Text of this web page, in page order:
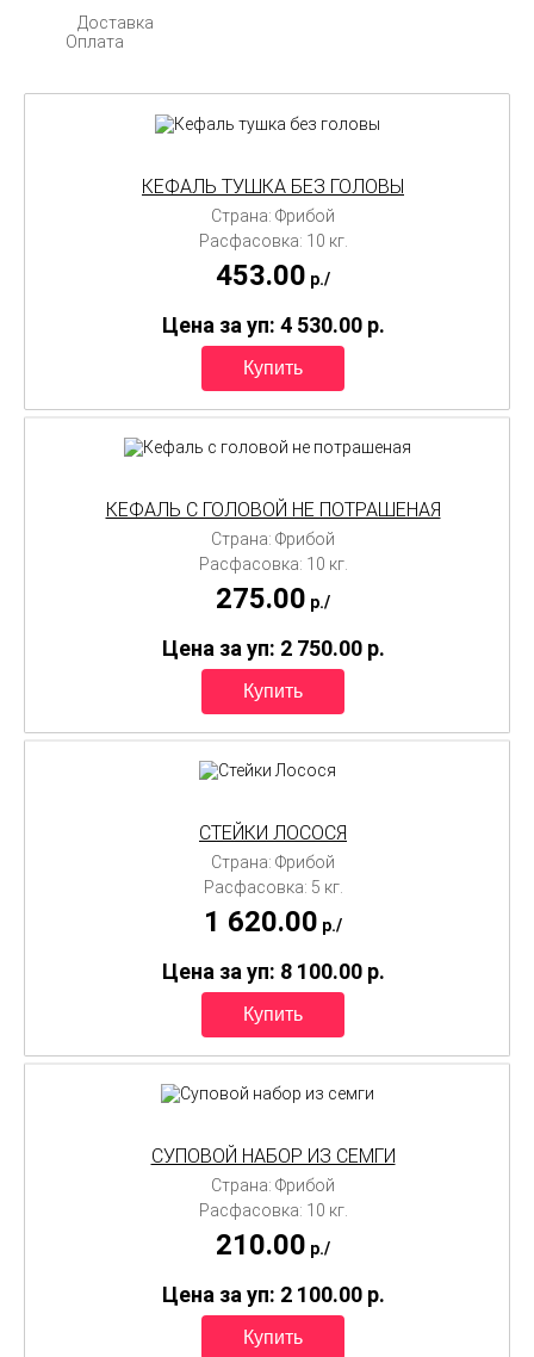
Доставка
Оплата
КЕФАЛЬ ТУШКА БЕЗ ГОЛОВЫ
Страна: Фрибой
Расфасовка: 10 кг.
453.00 p./
Цена за уп: 4 530.00 p.
КЕФАЛЬ С ГОЛОВОЙ НЕ ПОТРАШЕНАЯ
Страна: Фрибой
Расфасовка: 10 кг.
275.00 p./
Цена за уп: 2 750.00 p.
СТЕЙКИ ЛОСОСЯ
Страна: Фрибой
Расфасовка: 5 кг.
1 620.00 p./
Цена за уп: 8 100.00 p.
СУПОВОЙ НАБОР ИЗ СЕМГИ
Страна: Фрибой
Расфасовка: 10 кг.
210.00 p./
Цена за уп: 2 100.00 p.